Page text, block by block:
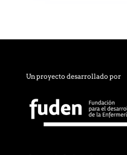
Un proyecto desarrollado por